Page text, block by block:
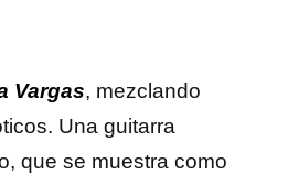
Vargas, mezclando
Una guitarra
que se muestra como